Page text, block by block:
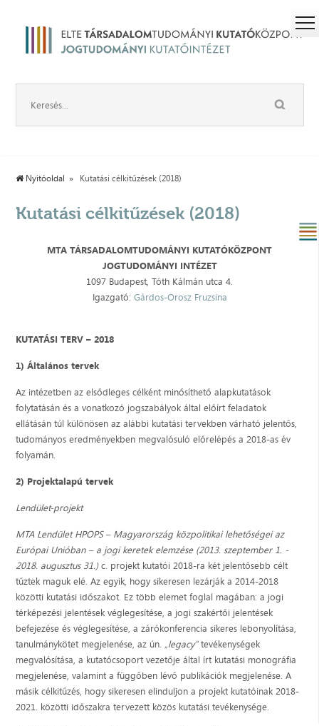
Nyitóoldal Kutatási célkitűzések (2018)
Kutatási célkitűzések (2018)
MTA TÁRSADALOMTUDOMÁNYI KUTATÓKÖZPONT
JOGTUDOMÁNYI INTÉZET
1097 Budapest, Tóth Kálmán utca 4.
Igazgató: Gárdos-Orosz Fruzsina
KUTATÁSI TERV – 2018
1) Általános tervek
Az intézetben az elsődleges célként minősíthető alapkutatások
folytatásán és a vonatkozó jogszabályok által előírt feladatok
ellátásán túl különösen az alábbi kutatási tervekben várható jelentős,
tudományos eredményekben megvalósuló előrelépés a 2018-as év
folyamán.
2) Projektalapú tervek
Lendület-projekt
MTA Lendület HPOPS – Magyarország közpolitikai lehetőségei az
Európai Unióban – a jogi keretek elemzése (2013. szeptember 1. -
2018. augusztus 31.)c. projekt kutatói 2018-ra két jelentősebb célt
tűztek maguk elé. Az egyik, hogy sikeresen lezárják a 2014-2018
közötti kutatási időszakot. Ez több elemet foglal magában: a jogi
térképezési jelentések véglegesítése, a jogi szakértői jelentések
befejezése és véglegesítése, a zárókonferencia sikeres lebonyolítása,
tanulmánykötet megjelenése, az ún. „legacy”tevékenységek
megvalósítása, a kutatócsoport vezetője által írt kutatási monográfia
megjelenése, valamint a függőben lévő publikációk megjelenése. A
másik célkitűzés, hogy sikeresen elinduljon a projekt kutatóinak 2018-
2021. közötti időszakra tervezett közös kutatási tevékenysége.